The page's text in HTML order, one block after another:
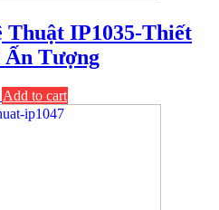
Thuật IP1035-Thiết
Tượng
Add to cart